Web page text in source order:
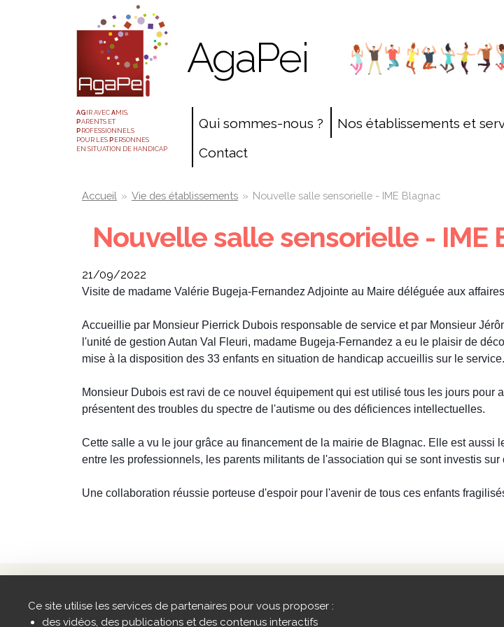
AgaPei
AG IR AVEC AMIS,
PARENTS ET
P ROFESSIONNELS
POUR LES P ERSONNES
EN SITUATION DE HANDICAP
Qui sommes-nous ?
Nos établissements et
ESAT-EA
Contact
You
here
Accueil » Vie des établissements » Nouvelle salle sensorielle - IME Blagnac
Nouvelle salle sensorielle - IME
21/09/2022
Visite de madame Valérie Bugeja-Fernandez Adjointe au Maire déléguée aux
Accueillie par Monsieur Pierrick Dubois responsable de service et par Monsieur
l'unité de gestion Autan Val Fleuri, madame Bugeja-Fernandez a eu le plaisir de
mise à la disposition des 33 enfants en situation de handicap accueillis sur le service.
Monsieur Dubois est ravi de ce nouvel équipement qui est utilisé tous les jours pour
présentent des troubles du spectre de l'autisme ou des déficiences intellectuelles.
Cette salle a vu le jour grâce au financement de la mairie de Blagnac. Elle est aussi
entre les professionnels, les parents militants de l'association qui se sont investis sur
Une collaboration réussie porteuse d'espoir pour l'avenir de tous ces enfants
Siège social :
8 place Alphonse Jourdain
Panneau de gestion des cookies
Ce site utilise les services de partenaires pour vous proposer :
des vidéos, des publications et des contenus interactifs